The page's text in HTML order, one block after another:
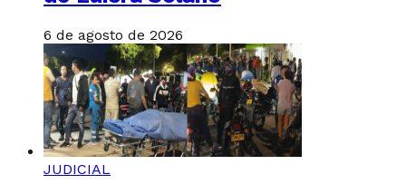
6 de agosto de 2026
JUDICIAL